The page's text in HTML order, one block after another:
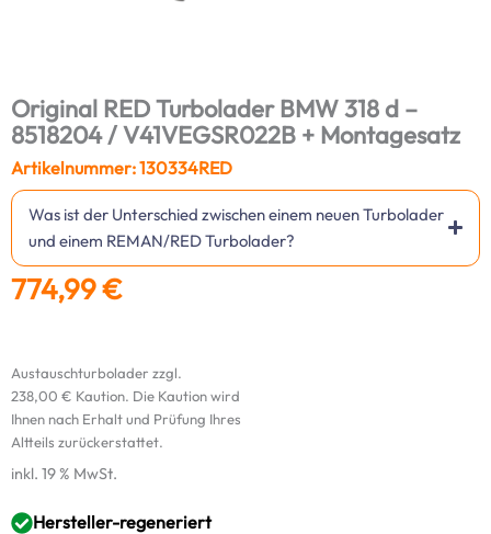
Original RED Turbolader BMW 318 d –
8518204 / V41VEGSR022B + Montagesatz
Artikelnummer: 130334RED
Was ist der Unterschied zwischen einem neuen Turbolader
und einem REMAN/RED Turbolader?
774,99€
Austauschturbolader zzgl.
238,00 € Kaution. Die Kaution wird
Ihnen nach Erhalt und Prüfung Ihres
Altteils zurückerstattet.
inkl. 19 % MwSt.
Hersteller-regeneriert